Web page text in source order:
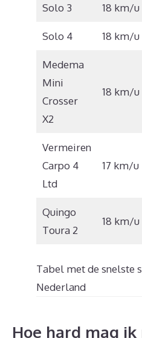
Solo 3 18 km/u
Solo 4 18 km/u
Medema
Mini
Crosser
X2
18 km/u
Vermeiren
Carpo 4
Ltd
17 km/u
Quingo
Toura 2
18 km/u
Tabel met de snelste
Nederland
Hoe hard mag